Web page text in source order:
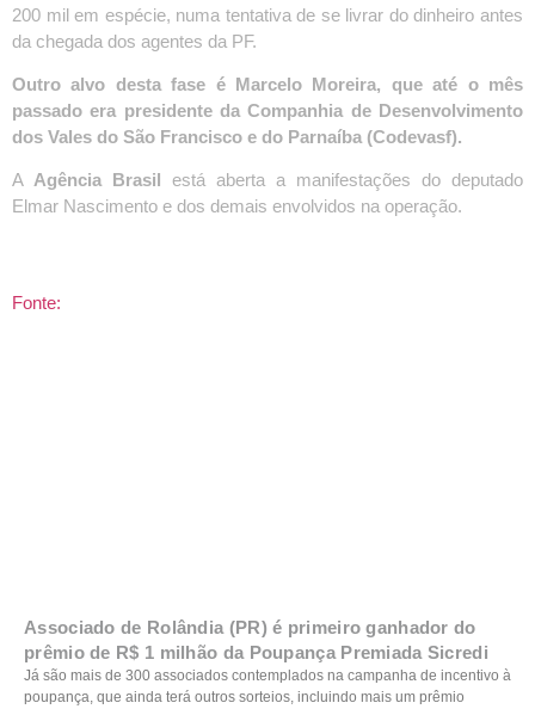
200 mil em espécie, numa tentativa de se livrar do dinheiro antes
da chegada dos agentes da PF.
Outro alvo desta fase é Marcelo Moreira, que até o mês
passado era presidente da Companhia de Desenvolvimento
dos Vales do São Francisco e do Parnaíba (Codevasf).
A Agência Brasil está aberta a manifestações do deputado
Elmar Nascimento e dos demais envolvidos na operação.
Fonte:
Associado de Rolândia (PR) é primeiro ganhador do
prêmio de R$ 1 milhão da Poupança Premiada Sicredi
Já são mais de 300 associados contemplados na campanha de incentivo à
poupança, que ainda terá outros sorteios, incluindo mais um prêmio